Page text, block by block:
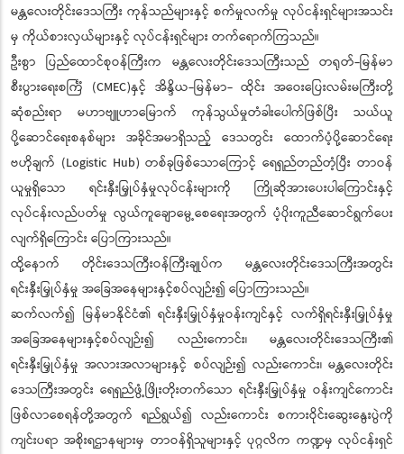
မန္တလေးတိုင်းဒေသကြီး ကုန်သည်များနှင့် စက်မှုလက်မှု လုပ်ငန်းရှင်များအသင်း
မှ ကိုယ်စားလှယ်များနှင့် လုပ်ငန်းရှင်များ တက်ရောက်ကြသည်။
ဦးစွာ ပြည်ထောင်စုဝန်ကြီးက မန္တလေးတိုင်းဒေသကြီးသည် တရုတ်-မြန်မာ
စီးပွားရေးစင်္ကြံ (CMEC)နှင့် အိန္ဒိယ-မြန်မာ- ထိုင်း အဝေးပြေးလမ်းမကြီးတို့
ဆုံစည်းရာ မဟာဗျူဟာမြောက် ကုန်သွယ်မှုတံခါးပေါက်ဖြစ်ပြီး သယ်ယူ
ပို့ဆောင်ရေးစနစ်များ အခိုင်အမာရှိသည့် ဒေသတွင်း ထောက်ပံ့ပို့ဆောင်ရေး
ဗဟိုချက် (Logistic Hub) တစ်ခုဖြစ်သောကြောင့် ရေရှည်တည်တံ့ပြီး တာဝန်
ယူမှုရှိသော ရင်းနှီးမြှုပ်နှံမှုလုပ်ငန်းများကို ကြိုဆိုအားပေးပါကြောင်းနှင့်
လုပ်ငန်းလည်ပတ်မှု လွယ်ကူချောမွေ့စေရေးအတွက် ပံ့ပိုးကူညီဆောင်ရွက်ပေး
လျက်ရှိကြောင်း ပြောကြားသည်။
ထို့နောက် တိုင်းဒေသကြီးဝန်ကြီးချုပ်က မန္တလေးတိုင်းဒေသကြီးအတွင်း
ရင်းနှီးမြှုပ်နှံမှု အခြေအနေများနှင့်စပ်လျဉ်း၍ ပြောကြားသည်။
ဆက်လက်၍ မြန်မာနိုင်ငံ၏ ရင်းနှီးမြှုပ်နှံမှုဝန်းကျင်နှင့် လက်ရှိရင်းနှီးမြှုပ်နှံမှု
အခြေအနေများနှင့်စပ်လျဉ်း၍ လည်းကောင်း၊ မန္တလေးတိုင်းဒေသကြီး၏
ရင်းနှီးမြှုပ်နှံမှု အလားအလာများနှင့် စပ်လျဉ်း၍ လည်းကောင်း၊ မန္တလေးတိုင်း
ဒေသကြီးအတွင်း ရေရှည်ဖွံ့ဖြိုးတိုးတက်သော ရင်းနှီးမြှုပ်နှံမှု ဝန်းကျင်ကောင်း
ဖြစ်လာစေရန်တို့အတွက် ရည်ရွယ်၍ လည်းကောင်း စကားဝိုင်းဆွေးနွေးပွဲကို
ကျင်းပရာ အစိုးရဌာနများမှ တာဝန်ရှိသူများနှင့် ပုဂ္ဂလိက ကဏ္ဍမှ လုပ်ငန်းရှင်